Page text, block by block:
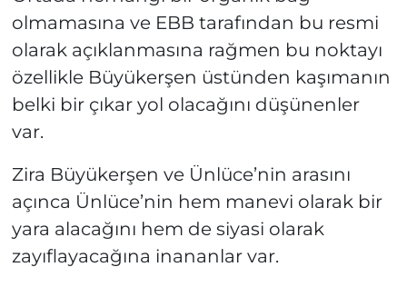
olmamasına ve EBB tarafından bu resmi
olarak açıklanmasına rağmen bu noktayı
özellikle Büyükerşen üstünden kaşımanın
belki bir çıkar yol olacağını düşünenler
var.
Zira Büyükerşen ve Ünlüce’nin arasını
açınca Ünlüce’nin hem manevi olarak bir
yara alacağını hem de siyasi olarak
zayıflayacağına inananlar var.